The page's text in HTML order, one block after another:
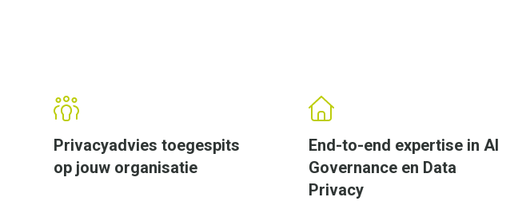
Privacyadvies toegespits
op jouw organisatie
End-to-end expertise in AI
Governance en Data
Privacy